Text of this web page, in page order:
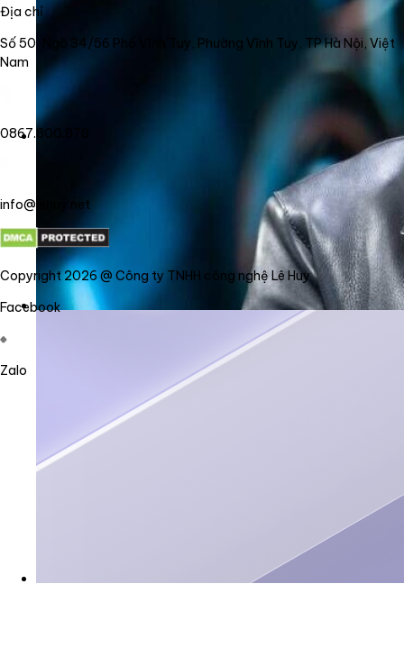
Địa chỉ
Số 50, Ngõ 34/56 Phố Vĩnh Tuy, Phường Vĩnh Tuy, TP Hà Nội, Việt
Nam
0867.800.878
info@lehuy.net
Copyright 2026 @ Công ty TNHH công nghệ Lê Huy
Facebook
Zalo